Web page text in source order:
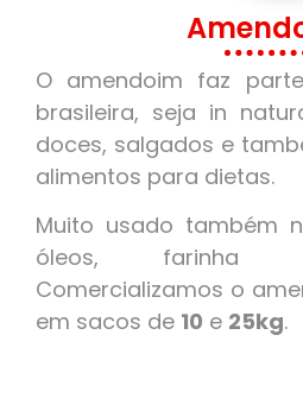
O amendoim faz
brasileira, seja in
doces, salgados e
alimentos para dietas.
Muito usado também
óleos, farinha
Comercializamos o
em sacos de 10 e 25kg.